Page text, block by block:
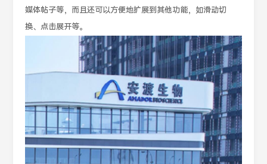
媒体帖子等，而且还可以方便地扩展到其他功能，如滑动切
换、点击展开等。